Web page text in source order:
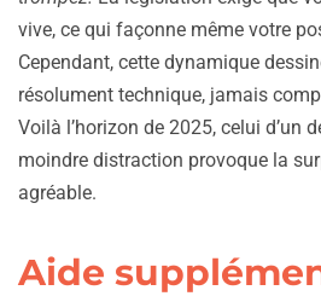
vive, ce qui façonne même votre
Cependant, cette dynamique
résolument technique, jamais
Voilà l’horizon de 2025, celui d’un
moindre distraction provoque la
agréable.
Aide